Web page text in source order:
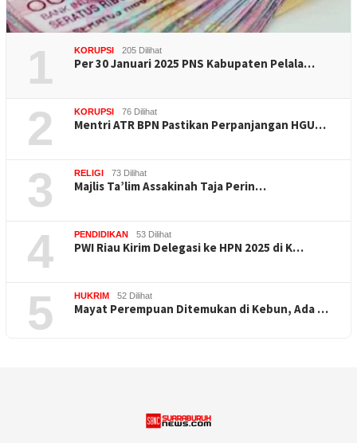
1 KORUPSI 205 Dilihat
Per 30 Januari 2025 PNS Kabupaten Pelala…
2 KORUPSI 76 Dilihat
Mentri ATR BPN Pastikan Perpanjangan HGU…
3 RELIGI 73 Dilihat
Majlis Ta’lim Assakinah Taja Perin…
4 PENDIDIKAN 53 Dilihat
PWI Riau Kirim Delegasi ke HPN 2025 di K…
5 HUKRIM 52 Dilihat
Mayat Perempuan Ditemukan di Kebun, Ada …